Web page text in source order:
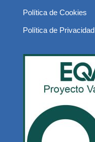
Política de Cookies
Política de Privacidad